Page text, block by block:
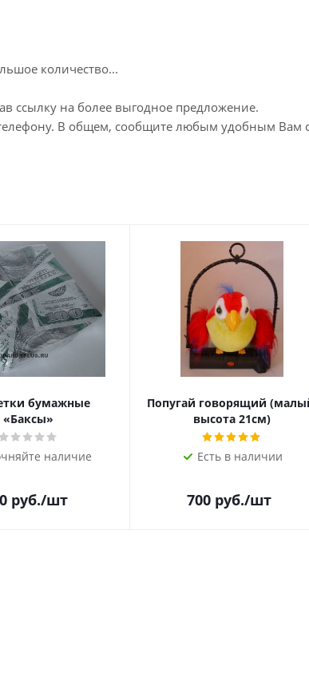
количество...
ссылку на более выгодное предложение.
В общем, сообщите любым удобным Вам
бумажные
«Баксы»
наличие
руб./шт
Попугай говорящий
высота 21см)
Есть в наличии
700 руб./шт